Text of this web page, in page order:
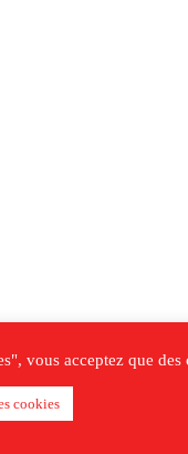
vous acceptez que
cookies